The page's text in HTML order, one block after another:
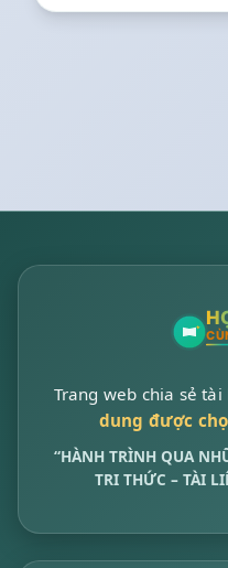
Trang web chia sẻ
dung được
“HÀNH TRÌNH QUA
TRI THỨC – TÀI